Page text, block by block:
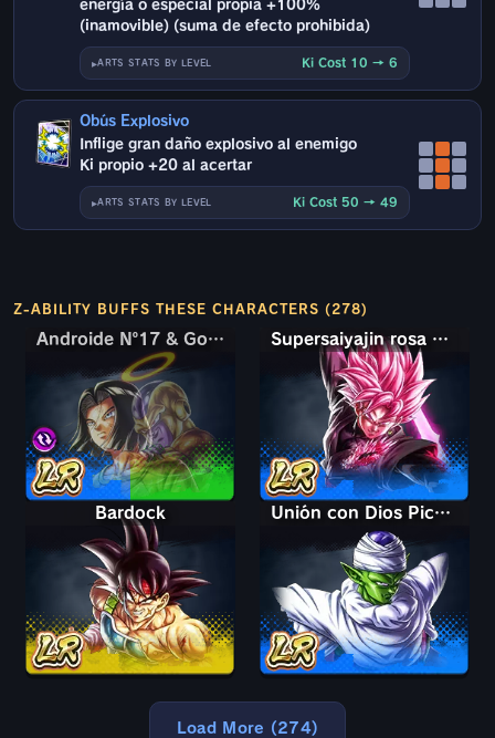
energía o especial propia +100%
(inamovible) (suma de efecto prohibida)
ARTS STATS BY LEVEL Ki Cost 10 → 6
Obús Explosivo
Inflige gran daño explosivo al enemigo
Ki propio +20 al acertar
ARTS STATS BY LEVEL Ki Cost 50 → 49
Z-ABILITY BUFFS THESE CHARACTERS (278)
Androide Nº17 & Golden Freezer
Androide Nº17 & Golden Freezer Supersaiyajin rosa ultra supervillano Goku Oscuro
Bardock Unión con Dios Piccolo
Load More (274)